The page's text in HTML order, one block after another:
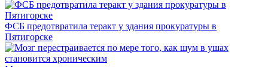
ФСБ предотвратила теракт у здания прокуратуры в
Пятигорске